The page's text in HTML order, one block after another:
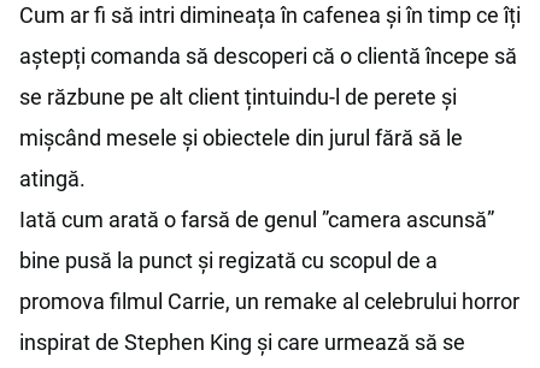
Cum ar fi să intri dimineața în cafenea și în timp ce îți
aștepți comanda să descoperi că o clientă începe să
se răzbune pe alt client țintuindu-l de perete și
mișcând mesele și obiectele din jurul fără să le
atingă.
Iată cum arată o farsă de genul ”camera ascunsă”
bine pusă la punct și regizată cu scopul de a
promova filmul Carrie, un remake al celebrului horror
inspirat de Stephen King și care urmează să se